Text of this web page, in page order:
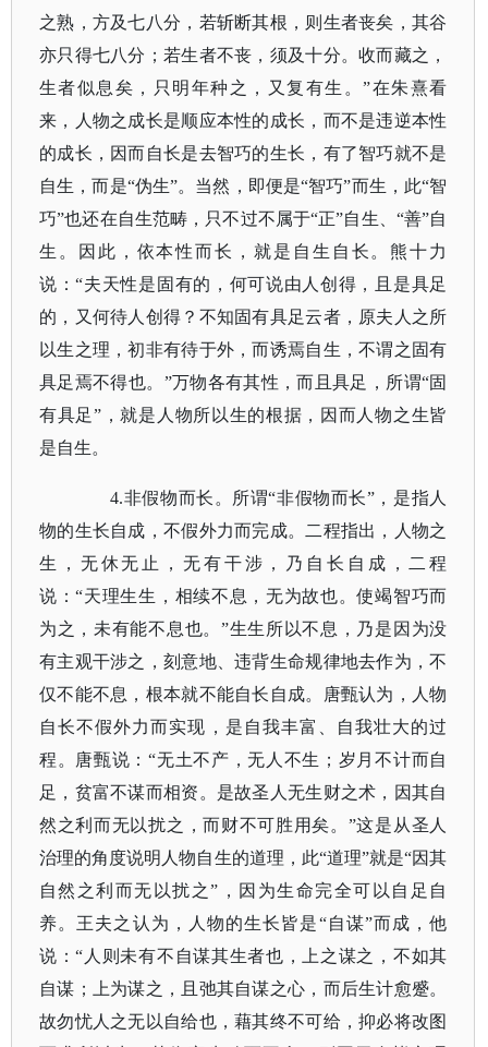
之熟，方及七八分，若斩断其根，则生者丧矣，其谷
亦只得七八分；若生者不丧，须及十分。收而藏之，
生者似息矣，只明年种之，又复有生。”在朱熹看
来，人物之成长是顺应本性的成长，而不是违逆本性
的成长，因而自长是去智巧的生长，有了智巧就不是
自生，而是“伪生”。当然，即便是“智巧”而生，此“智
巧”也还在自生范畴，只不过不属于“正”自生、“善”自
生。因此，依本性而长，就是自生自长。熊十力
说：“夫天性是固有的，何可说由人创得，且是具足
的，又何待人创得？不知固有具足云者，原夫人之所
以生之理，初非有待于外，而诱焉自生，不谓之固有
具足焉不得也。”万物各有其性，而且具足，所谓“固
有具足”，就是人物所以生的根据，因而人物之生皆
是自生。
4.非假物而长。所谓“非假物而长”，是指人
物的生长自成，不假外力而完成。二程指出，人物之
生，无休无止，无有干涉，乃自长自成，二程
说：“天理生生，相续不息，无为故也。使竭智巧而
为之，未有能不息也。”生生所以不息，乃是因为没
有主观干涉之，刻意地、违背生命规律地去作为，不
仅不能不息，根本就不能自长自成。唐甄认为，人物
自长不假外力而实现，是自我丰富、自我壮大的过
程。唐甄说：“无土不产，无人不生；岁月不计而自
足，贫富不谋而相资。是故圣人无生财之术，因其自
然之利而无以扰之，而财不可胜用矣。”这是从圣人
治理的角度说明人物自生的道理，此“道理”就是“因其
自然之利而无以扰之”，因为生命完全可以自足自
养。王夫之认为，人物的生长皆是“自谋”而成，他
说：“人则未有不自谋其生者也，上之谋之，不如其
自谋；上为谋之，且弛其自谋之心，而后生计愈蹙。
故勿忧人之无以自给也，藉其终不可给，抑必将改图